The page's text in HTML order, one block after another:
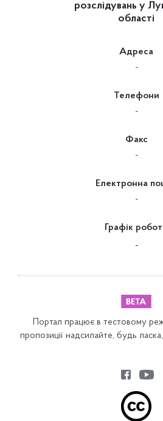
розслідувань у
області
Адреса
-
Телефони
-
Факс
-
Електронна
-
Графік
-
Портал працює в тестовому
пропозиції надсилайте, будь